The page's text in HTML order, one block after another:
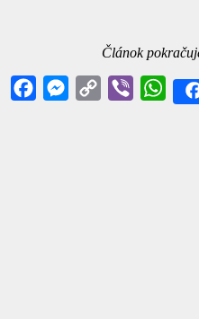
Článok
FacebookMessenger
Copy
Viber